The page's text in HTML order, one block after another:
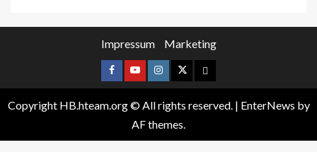
Impressum Marketing
Copyright HB.hteam.org © All rights reserved. | EnterNews by
AF themes.